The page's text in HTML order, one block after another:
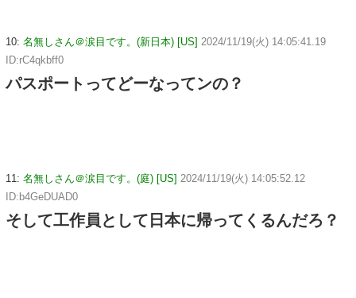
10: 名無しさん＠涙目です。(新日本) [US] 2024/11/19(火) 14:05:41.19
ID:rC4qkbff0
パスポートってどーなってンの？
11: 名無しさん＠涙目です。(庭) [US] 2024/11/19(火) 14:05:52.12
ID:b4GeDUAD0
そして工作員として日本に帰ってくるんだろ？